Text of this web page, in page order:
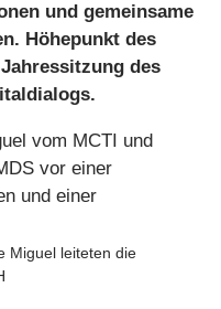
und gemeinsame
Höhepunkt des
des
Miguel leiteten die